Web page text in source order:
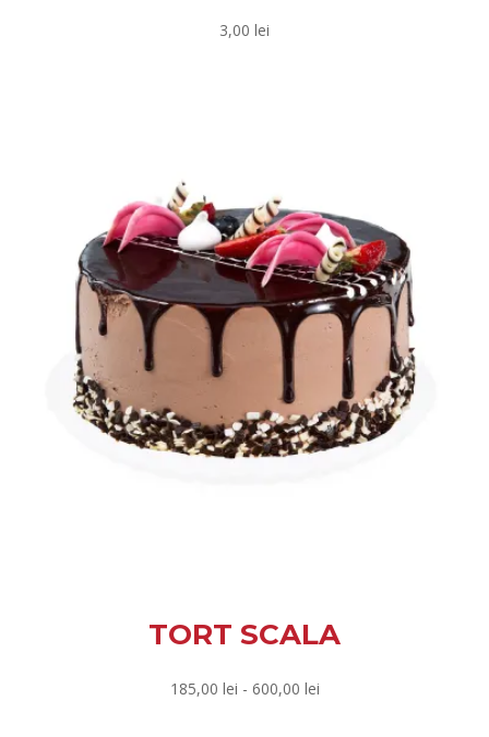
3,00 lei
TORT SCALA
185,00 lei - 600,00 leiRango